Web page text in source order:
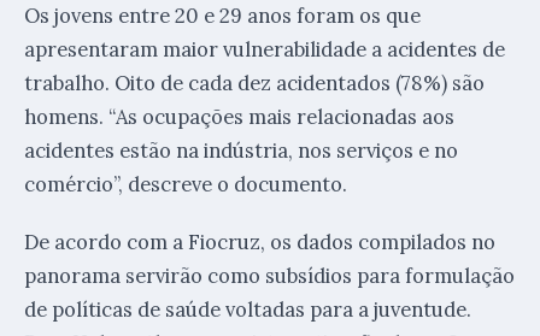
Os jovens entre 20 e 29 anos foram os que
apresentaram maior vulnerabilidade a acidentes de
trabalho. Oito de cada dez acidentados (78%) são
homens. “As ocupações mais relacionadas aos
acidentes estão na indústria, nos serviços e no
comércio”, descreve o documento.
De acordo com a Fiocruz, os dados compilados no
panorama servirão como subsídios para formulação
de políticas de saúde voltadas para a juventude.